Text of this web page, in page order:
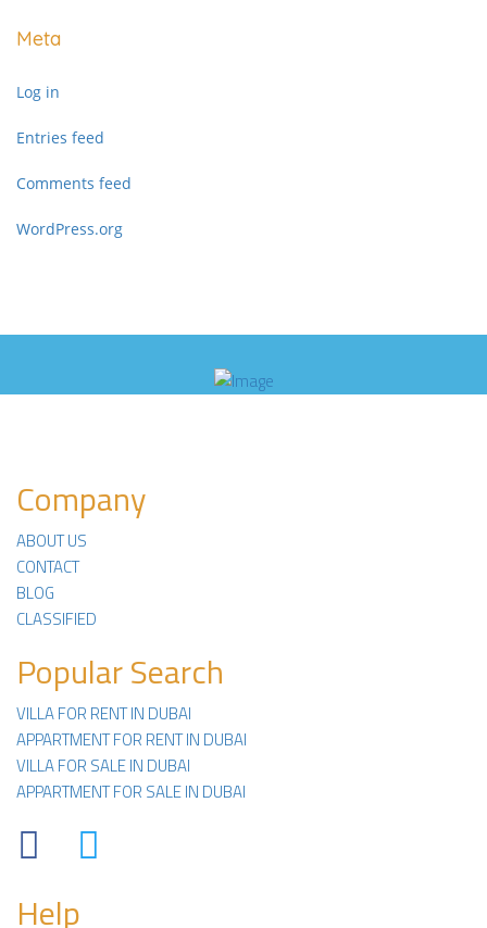
Meta
Log in
Entries feed
Comments feed
WordPress.org
Company
ABOUT US
CONTACT
BLOG
CLASSIFIED
Popular Search
VILLA FOR RENT IN DUBAI
APPARTMENT FOR RENT IN DUBAI
VILLA FOR SALE IN DUBAI
APPARTMENT FOR SALE IN DUBAI
Facebook Twitter
Help